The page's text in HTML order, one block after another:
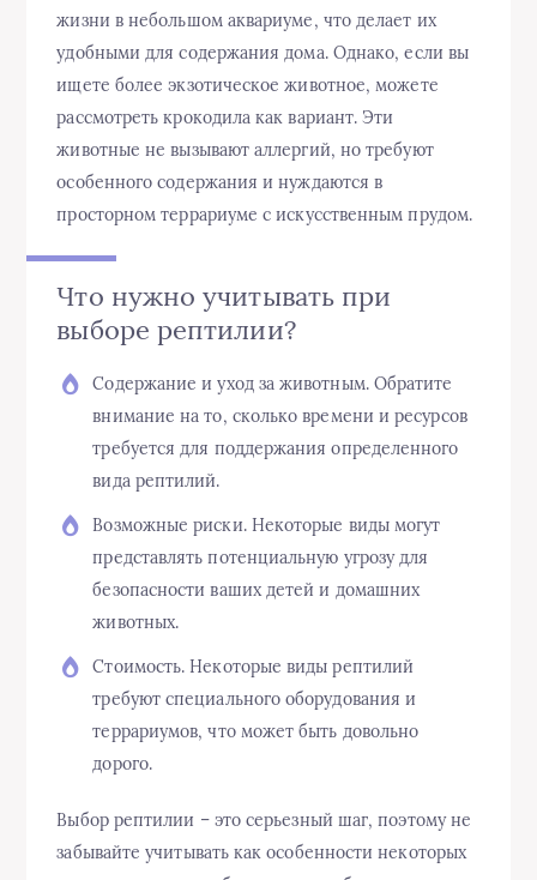
жизни в небольшом аквариуме, что делает их
удобными для содержания дома. Однако, если вы
ищете более экзотическое животное, можете
рассмотреть крокодила как вариант. Эти
животные не вызывают аллергий, но требуют
особенного содержания и нуждаются в
просторном террариуме с искусственным прудом.
Что нужно учитывать при
выборе рептилии?
Содержание и уход за животным. Обратите
внимание на то, сколько времени и ресурсов
требуется для поддержания определенного
вида рептилий.
Возможные риски. Некоторые виды могут
представлять потенциальную угрозу для
безопасности ваших детей и домашних
животных.
Стоимость. Некоторые виды рептилий
требуют специального оборудования и
террариумов, что может быть довольно
дорого.
Выбор рептилии – это серьезный шаг, поэтому не
забывайте учитывать как особенности некоторых